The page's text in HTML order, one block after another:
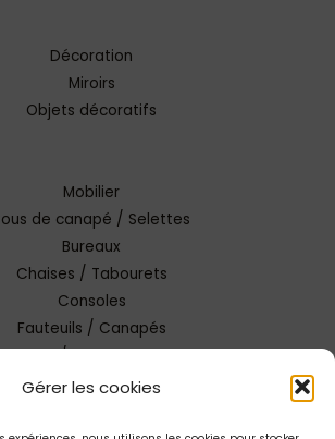
Gérer les cookies
Décoration
Miroirs
Objets décoratifs
Mobilier
de canapé / Selettes
Bureaux
Chaises / Tabourets
Consoles
Fauteuils / Canapés
Tables / Tables basses